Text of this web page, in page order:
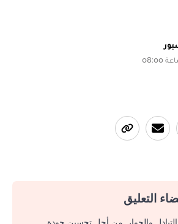
التعليق